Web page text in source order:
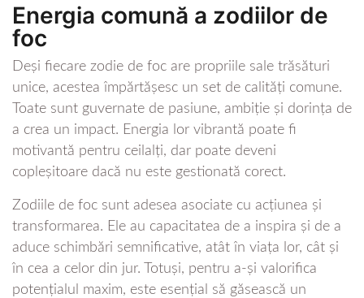
Energia comună a zodiilor de
foc
Deși fiecare zodie de foc are propriile sale trăsături
unice, acestea împărtășesc un set de calități comune.
Toate sunt guvernate de pasiune, ambiție și dorința de
a crea un impact. Energia lor vibrantă poate fi
motivantă pentru ceilalți, dar poate deveni
copleșitoare dacă nu este gestionată corect.
Zodiile de foc sunt adesea asociate cu acțiunea și
transformarea. Ele au capacitatea de a inspira și de a
aduce schimbări semnificative, atât în viața lor, cât și
în cea a celor din jur. Totuși, pentru a-și valorifica
potențialul maxim, este esențial să găsească un